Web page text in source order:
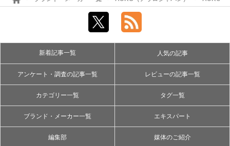
新着記事一覧 人気の記事
アンケート・調査の記事一覧 レビューの記事一覧
カテゴリー一覧 タグ一覧
ブランド・メーカー一覧 エキスパート
編集部 媒体のご紹介